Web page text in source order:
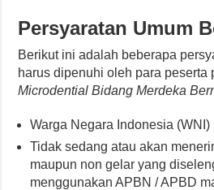
Persyaratan Umum
Berikut ini adalah beberapa
harus dipenuhi oleh para peserta
Microdential Bidang Merdeka
Warga Negara Indonesia (WNI)
Tidak sedang atau akan
maupun non gelar yang
menggunakan APBN / APBD